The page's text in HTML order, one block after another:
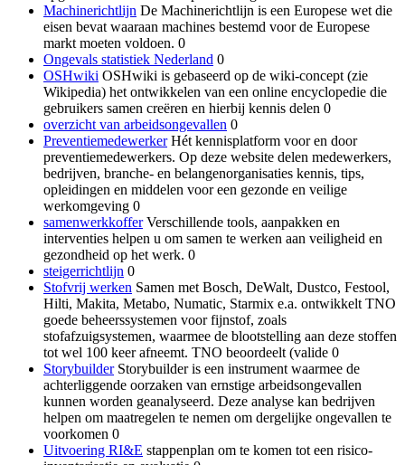
Machinerichtlijn De Machinerichtlijn is een Europese wet die
eisen bevat waaraan machines bestemd voor de Europese
markt moeten voldoen. 0
Ongevals statistiek Nederland 0
OSHwiki OSHwiki is gebaseerd op de wiki-concept (zie
Wikipedia) het ontwikkelen van een online encyclopedie die
gebruikers samen creëren en hierbij kennis delen 0
overzicht van arbeidsongevallen 0
PreventiemedewerkerHét kennisplatform voor en door
preventiemedewerkers. Op deze website delen medewerkers,
bedrijven, branche- en belangenorganisaties kennis, tips,
opleidingen en middelen voor een gezonde en veilige
werkomgeving 0
samenwerkkofferVerschillende tools, aanpakken en
interventies helpen u om samen te werken aan veiligheid en
gezondheid op het werk. 0
steigerrichtlijn 0
Stofvrij werken Samen met Bosch, DeWalt, Dustco, Festool,
Hilti, Makita, Metabo, Numatic, Starmix e.a. ontwikkelt TNO
goede beheerssystemen voor fijnstof, zoals
stofafzuigsystemen, waarmee de blootstelling aan deze stoffen
tot wel 100 keer afneemt. TNO beoordeelt (valide 0
StorybuilderStorybuilder is een instrument waarmee de
achterliggende oorzaken van ernstige arbeidsongevallen
kunnen worden geanalyseerd. Deze analyse kan bedrijven
helpen om maatregelen te nemen om dergelijke ongevallen te
voorkomen 0
Uitvoering RI&E stappenplan om te komen tot een risico-